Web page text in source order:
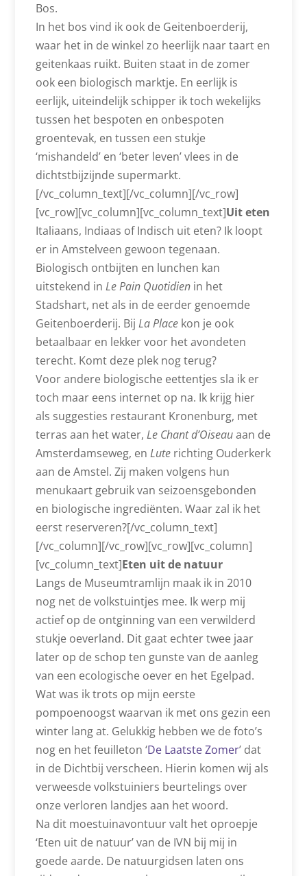
Bos.
In het bos vind ik ook de Geitenboerderij,
waar het in de winkel zo heerlijk naar taart en
geitenkaas ruikt. Buiten staat in de zomer
ook een biologisch marktje. En eerlijk is
eerlijk, uiteindelijk schipper ik toch wekelijks
tussen het bespoten en onbespoten
groentevak, en tussen een stukje
‘mishandeld’ en ‘beter leven’ vlees in de
dichtstbijzijnde supermarkt.
[/vc_column_text][/vc_column][/vc_row]
[vc_row][vc_column][vc_column_text]Uit eten
Italiaans, Indiaas of Indisch uit eten? Ik loopt
er in Amstelveen gewoon tegenaan.
Biologisch ontbijten en lunchen kan
uitstekend inLe Pain Quotidien in het
Stadshart, net als in de eerder genoemde
Geitenboerderij. BijLa Place kon je ook
betaalbaar en lekker voor het avondeten
terecht. Komt deze plek nog terug?
Voor andere biologische eettentjes sla ik er
toch maar eens internet op na. Ik krijg hier
als suggesties restaurant Kronenburg, met
terras aan het water,Le Chant d’Oiseauaan de
Amsterdamseweg, enLute richting Ouderkerk
aan de Amstel. Zij maken volgens hun
menukaart gebruik van seizoensgebonden
en biologische ingrediënten. Waar zal ik het
eerst reserveren?[/vc_column_text]
[/vc_column][/vc_row][vc_row][vc_column]
[vc_column_text]Eten uit de natuur
Langs de Museumtramlijn maak ik in 2010
nog net de volkstuintjes mee. Ik werp mij
actief op de ontginning van een verwilderd
stukje oeverland. Dit gaat echter twee jaar
later op de schop ten gunste van de aanleg
van een ecologische oever en het Egelpad.
Wat was ik trots op mijn eerste
pompoenoogst waarvan ik met ons gezin een
winter lang at. Gelukkig hebben we de foto’s
nog en het feuilleton ‘De Laatste Zomer’ dat
in de Dichtbij verscheen. Hierin komen wij als
verweesde volkstuiniers beurtelings over
onze verloren landjes aan het woord.
Na dit moestuinavontuur valt het oproepje
‘Eten uit de natuur’ van de IVN bij mij in
goede aarde. De natuurgidsen laten ons